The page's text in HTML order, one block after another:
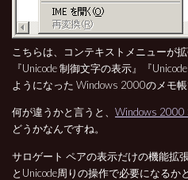
こちらは、コンテキストメニューが
『Unicode 制御文字の表示』『
ようになった Windows 2000のメモ帳
何が違うかと言うと、 Windows 2000
どうかなんですね。
サロゲート ペアの表示だけの機能拡
とUnicode周りの操作で必要になるか